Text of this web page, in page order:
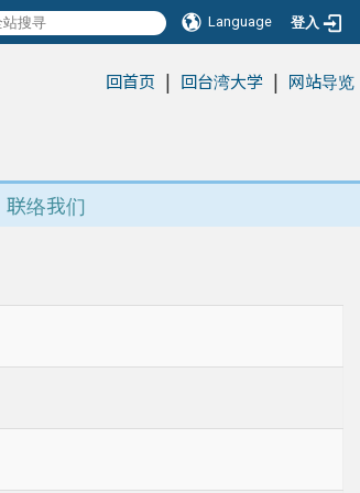
Language 登入
回首页 | 回台湾大学 | 网站导览
联络我们